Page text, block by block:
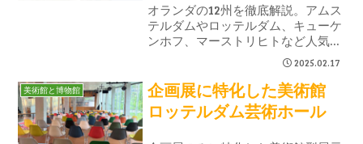
オランダの12州を徹底解説。アムス
テルダムやロッテルダム、キューケ
ンホフ、マーストリヒトなど人気都
市の見どころや文化、旅行の楽しみ
方をまとめました。オランダ旅行の
行き先選びやモデルプラン作成に役
立つ総合ガイドです。
2025.02.17
美術館と博物館
企画展に特化した美術館
ロッテルダム芸術ホール